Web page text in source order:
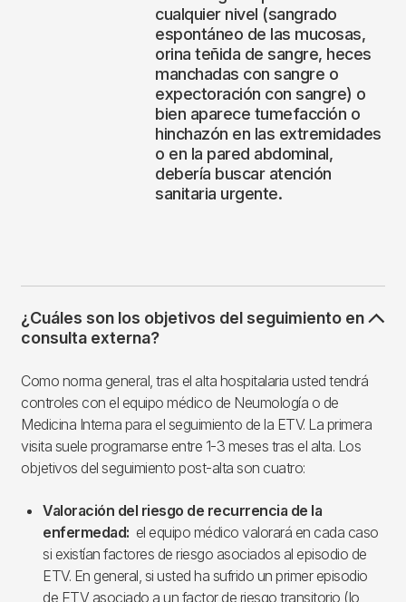
cualquier nivel (sangrado
espontáneo de las mucosas,
orina teñida de sangre, heces
manchadas con sangre o
expectoración con sangre) o
bien aparece tumefacción o
hinchazón en las extremidades
o en la pared abdominal,
debería buscar atención
sanitaria urgente.
¿Cuáles son los objetivos del seguimiento en
consulta externa?
Como norma general, tras el alta hospitalaria usted tendrá
controles con el equipo médico de Neumología o de
Medicina Interna para el seguimiento de la ETV. La primera
visita suele programarse entre 1-3 meses tras el alta. Los
objetivos del seguimiento post-alta son cuatro:
Valoración del riesgo de recurrencia de la
enfermedad: el equipo médico valorará en cada caso
si existían factores de riesgo asociados al episodio de
ETV. En general, si usted ha sufrido un primer episodio
de ETV asociado a un factor de riesgo transitorio (lo